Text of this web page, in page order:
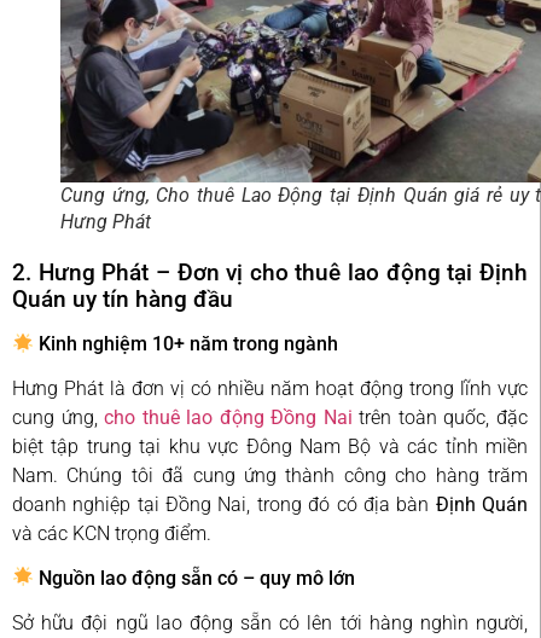
Cung ứng, Cho thuê Lao Động tại Định Quán giá rẻ uy
Hưng Phát
2. Hưng Phát – Đơn vị cho thuê lao động tại Định
Quán uy tín hàng đầu
Kinh nghiệm 10+ năm trong ngành
Hưng Phát là đơn vị có nhiều năm hoạt động trong lĩnh vực
cung ứng,cho thuê lao động Đồng Nai trên toàn quốc, đặc
biệt tập trung tại khu vực Đông Nam Bộ và các tỉnh miền
Nam. Chúng tôi đã cung ứng thành công cho hàng trăm
doanh nghiệp tại Đồng Nai, trong đó có địa bàn Định Quán
và các KCN trọng điểm.
Nguồn lao động sẵn có – quy mô lớn
Sở hữu đội ngũ lao động sẵn có lên tới hàng nghìn người,